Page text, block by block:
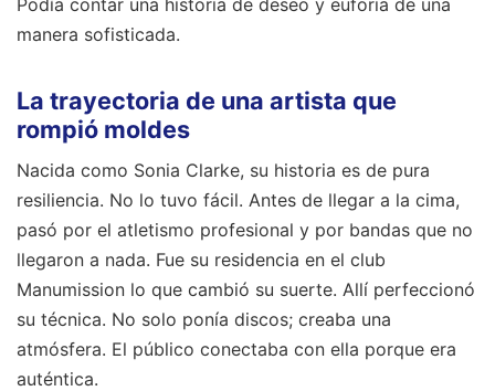
Podía contar una historia de deseo y euforia de una
manera sofisticada.
La trayectoria de una artista que
rompió moldes
Nacida como Sonia Clarke, su historia es de pura
resiliencia. No lo tuvo fácil. Antes de llegar a la cima,
pasó por el atletismo profesional y por bandas que no
llegaron a nada. Fue su residencia en el club
Manumission lo que cambió su suerte. Allí perfeccionó
su técnica. No solo ponía discos; creaba una
atmósfera. El público conectaba con ella porque era
auténtica.